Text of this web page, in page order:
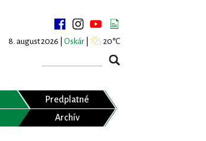
8. august 2026 | Oskár 20°C
Predplatné
Archív